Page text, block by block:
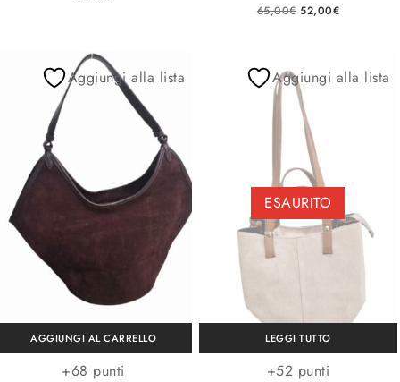
65,00€ 52,00€
AGGIUNGI AL CARRELLO
Aggiungi alla lista
+68 punti
ESAURITO
LEGGI TUTTO
Aggiungi alla lista
+52 punti